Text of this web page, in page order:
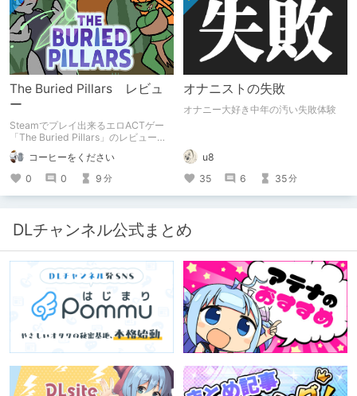
The Buried Pillars レビュ
ー
Steamでプレイ出来るエロACTゲー
「The Buried Pillars」のレビューで
す。
コーヒーをください
0
0 9 分
オナニストの失敗
オナニー大好き中年の汚い失敗体験
u8
35
6 35分
DLチャンネル公式まとめ